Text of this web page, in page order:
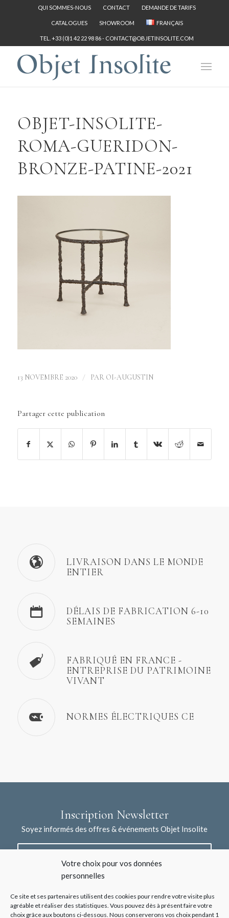
Votre choix pour vos données
personnelles
Ce site et ses partenaires utilisent des cookies pour rendre votre visite plus
agréable et réaliser des statistiques. Vous pouvez dès à présent faire votre
choix grâce aux boutons ci-dessous. Nous conserverons vos choix pendant 1
QUI SOMMES-NOUS CONTACT DEMANDE DE TARIFS
CATALOGUES SHOWROOM FRANÇAIS
TEL. +33 (0)1 42 22 98 86 - CONTACT@OBJETINSOLITE.COM
OBJET-INSOLITE-
ROMA-GUERIDON-
BRONZE-PATINE-2021
13 NOVEMBRE 2020 / PAR OI-AUGUSTIN
Partager cette publication
LIVRAISON DANS LE MONDE
ENTIER
DÉLAIS DE FABRICATION 6-10
SEMAINES
FABRIQUÉ EN FRANCE -
ENTREPRISE DU PATRIMOINE
VIVANT
NORMES ÉLECTRIQUES CE
Inscription Newsletter
Soyez informés des offres & événements Objet Insolite